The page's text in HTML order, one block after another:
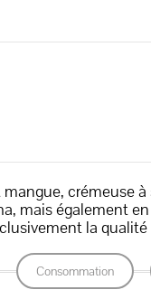
crémeuse
mais également
la
Consommation